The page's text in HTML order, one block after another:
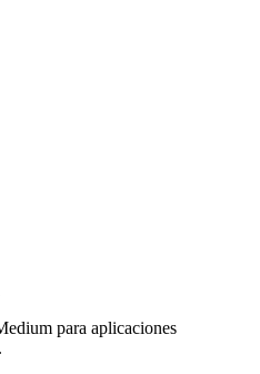
para aplicaciones